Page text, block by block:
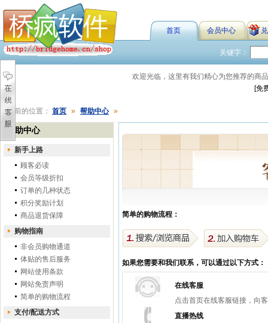
首页 会员中心
关键字：
欢迎光临，这里有我们精心为您推荐的
[免
您当前的位置： 首页 » 帮助中心 »
帮助中心
新手上路
顾客必读
会员等级折扣
订单的几种状态
积分奖励计划
商品退货保障
购物指南
非会员购物通道
体贴的售后服务
网站使用条款
网站免责声明
简单的购物流程
支付/配送方式
简单的购物流程：
如果您需要和我们联系，可以通过以下方式：
在线客服
点击首页在线客服链接，向
直播热线